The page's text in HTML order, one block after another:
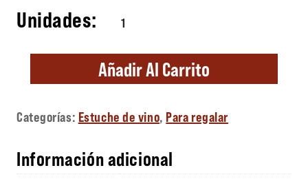
ESTUCHE MADERA FLORES DE CALLEJO
Añadir Al Carrito
Categorías: Estuche de vino, Para regalar
Información adicional